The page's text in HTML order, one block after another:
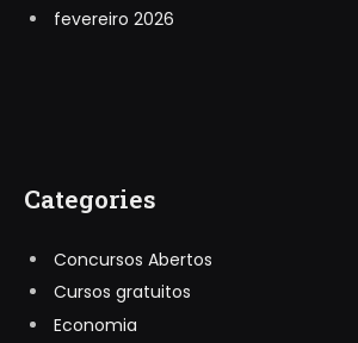
fevereiro 2026
Categories
Concursos Abertos
Cursos gratuitos
Economia